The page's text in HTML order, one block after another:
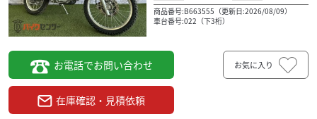
商品番号:B663555（更新日:2026/08/09）
車台番号:022（下3桁）
お電話でお問い合わせ
在庫確認・見積依頼
お気に入り